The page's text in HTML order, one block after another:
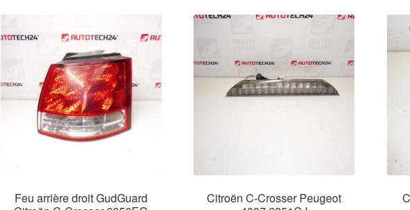
Feu arrière droit GudGuard
Citroën C-Crosser Peugeot